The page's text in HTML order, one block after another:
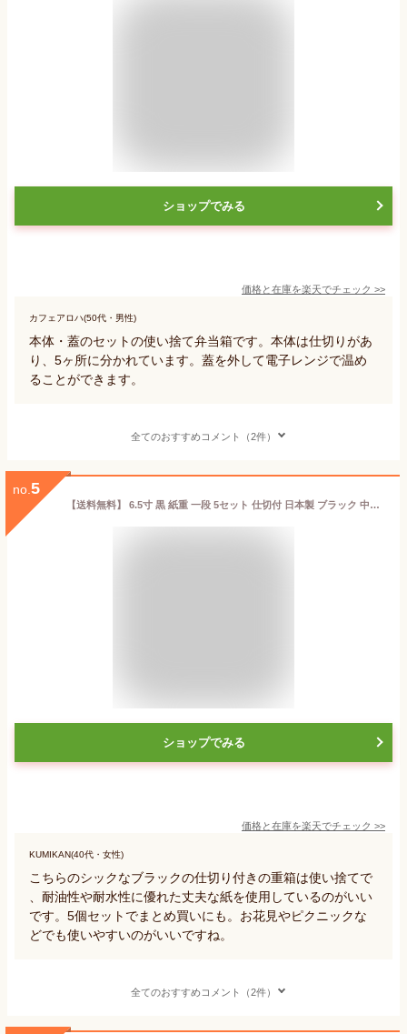
ショップでみる
価格と在庫を楽天でチェック >>
カフェアロハ(50代・男性)
本体・蓋のセットの使い捨て弁当箱です。本体は仕切りがあ
り、5ヶ所に分かれています。蓋を外して電子レンジで温め
ることができます。
全てのおすすめコメント（2件）
no. 5
【送料無料】 6.5寸 黒 紙重 一段 5セット 仕切付 日本製 ブラック 中子 仕切り お重 業務用 高級 使い捨て テイクアウト 容器 ピクニック 運動会 遠足 お花見 歓送迎会 エコ 弁当箱 懐石 会席 行楽 弁当 法事 仕出し 高級弁当 試合 お祝い 紙製 Vカット お節 おせち
ショップでみる
価格と在庫を楽天でチェック >>
KUMIKAN(40代・女性)
こちらのシックなブラックの仕切り付きの重箱は使い捨てで
、耐油性や耐水性に優れた丈夫な紙を使用しているのがいい
です。5個セットでまとめ買いにも。お花見やピクニックな
どでも使いやすいのがいいですね。
全てのおすすめコメント（2件）